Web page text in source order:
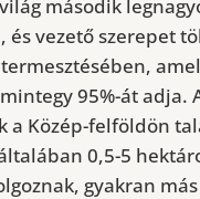
második
és vezető szerepet
95%-át adja.
a Közép-felföldön
0,5-5
gyakran